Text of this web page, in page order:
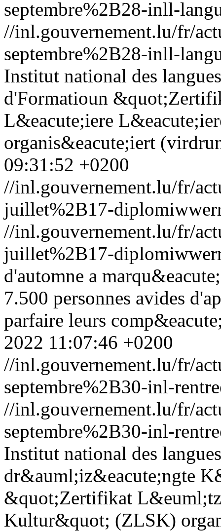
septembre%2B28-inll-
//inl.gouvernement.lu/fr/
septembre%2B28-inll-
Institut national des
d'Formatioun
L&eacute;iere
organis&eacute;iert
09:31:52 +0200
//inl.gouvernement.lu/fr/
juillet%2B17-
//inl.gouvernement.lu/fr/
juillet%2B17-
d'automne a
7.500 personnes avides
parfaire leurs
2022 11:07:46 +0200
//inl.gouvernement.lu/fr/
septembre%2B30-inl-
//inl.gouvernement.lu/fr/
septembre%2B30-inl-
Institut national des
dr&auml;iz&eacute;ngte
&quot;Zertifikat
Kultur&quot; (ZLSK)